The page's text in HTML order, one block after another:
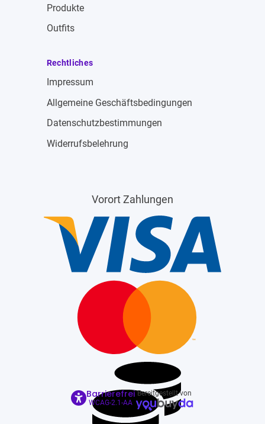
Produkte
Outfits
Rechtliches
Impressum
Allgemeine Geschäftsbedingungen
Datenschutzbestimmungen
Widerrufsbelehrung
Vorort Zahlungen
Barrierefrei
WCAG-2.1-AA
Bereitgestellt von